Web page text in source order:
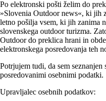
Po elektronski pošti želim do
»Slovenia Outdoor news«, ki jih
letno pošilja vsem, ki jih zanima
slovenskega outdoor turizma.
Outdoor do preklica hrani in
elektronskega posredovanja teh
Potrjujem tudi, da sem
posredovanimi osebnimi podatki.
Upravljalec osebnih podatkov: